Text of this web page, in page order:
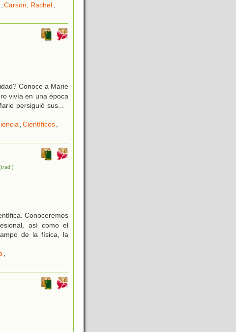
,Carson, Rachel,
Conoce a Marie
vivía en una época
persiguió sus...
,Científicos,
Conoceremos
así como el
de la física, la
,